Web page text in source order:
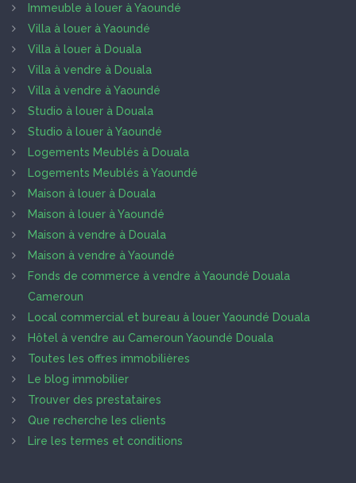
Immeuble à louer à Yaoundé
Villa à louer à Yaoundé
Villa à louer à Douala
Villa à vendre à Douala
Villa à vendre à Yaoundé
Studio à louer à Douala
Studio à louer à Yaoundé
Logements Meublés à Douala
Logements Meublés à Yaoundé
Maison à louer à Douala
Maison à louer à Yaoundé
Maison à vendre à Douala
Maison à vendre à Yaoundé
Fonds de commerce à vendre à Yaoundé Douala
Cameroun
Local commercial et bureau à louer Yaoundé Douala
Hôtel à vendre au Cameroun Yaoundé Douala
Toutes les offres immobilières
Le blog immobilier
Trouver des prestataires
Que recherche les clients
Lire les termes et conditions